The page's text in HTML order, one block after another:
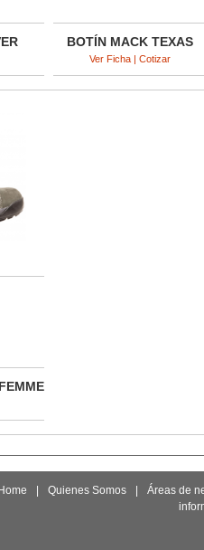
BOTÍN MACK TEXAS
Ver Ficha | Cotizar
| Quienes Somos |
Áreas de